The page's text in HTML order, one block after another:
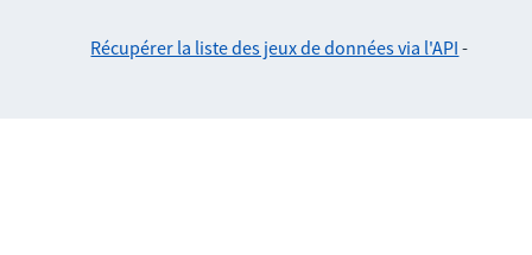
Récupérer la liste des jeux de données via l'API -